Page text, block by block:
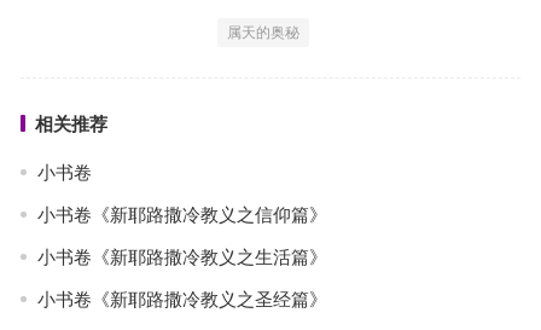
属天的奥秘
相关推荐
小书卷
小书卷《新耶路撒冷教义之信仰篇》
小书卷《新耶路撒冷教义之生活篇》
小书卷《新耶路撒冷教义之圣经篇》